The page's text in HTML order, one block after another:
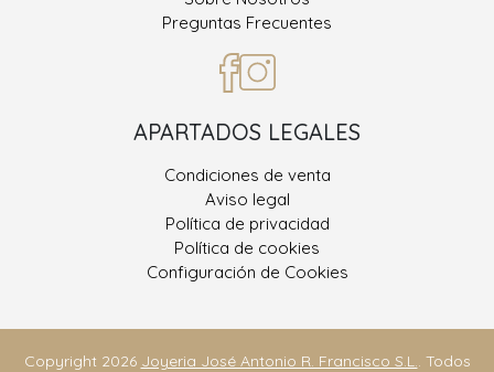
Preguntas Frecuentes
APARTADOS LEGALES
Condiciones de venta
Aviso legal
Política de privacidad
Política de cookies
Configuración de Cookies
Copyright 2026 Joyeria José Antonio R. Francisco S.L.. Todos